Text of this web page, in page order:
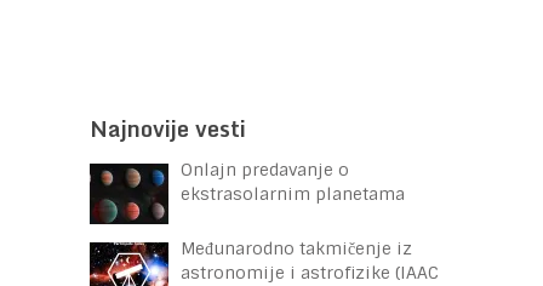
Najnovije vesti
Onlajn predavanje o
ekstrasolarnim planetama
Međunarodno takmičenje iz
astronomije i astrofizike (IAAC